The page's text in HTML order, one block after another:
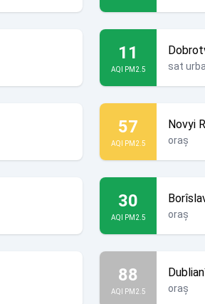
11
AQI PM2.5 sat
57
AQI PM2.5
Novyi
oraș
30
AQI PM2.5 oraș
88
AQI PM2.5 oraș